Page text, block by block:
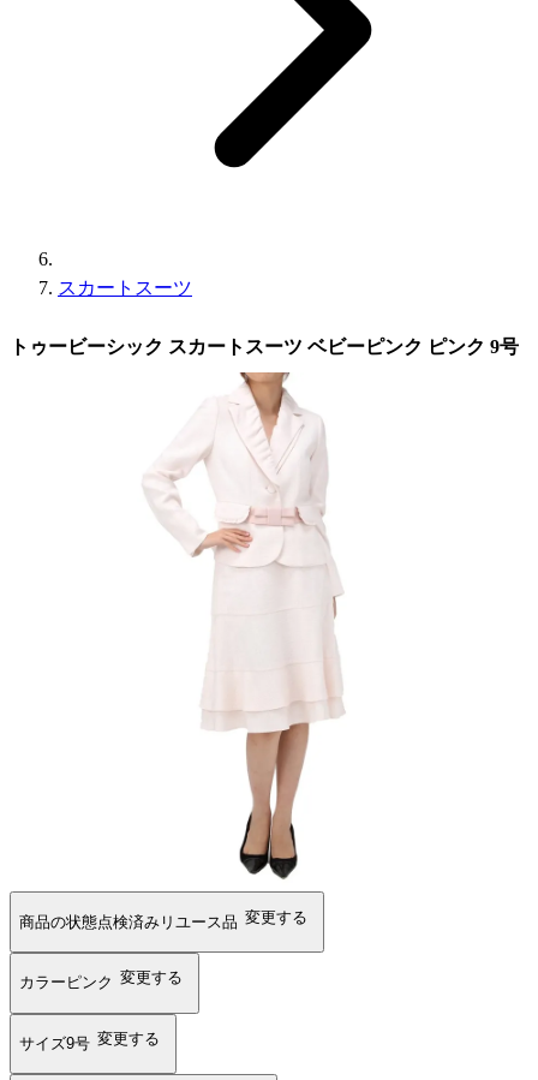
スカートスーツ
トゥービーシック スカートスーツ ベビーピンク ピンク 9号
商品の状態点検済みリユース品 変更する
カラー ピンク 変更する
サイズ9号 変更する